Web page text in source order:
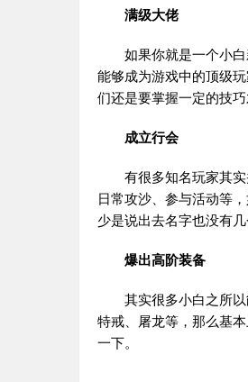
满级大佬
如果你就是一个小白
能够成为游戏中的顶级
们还是要掌握一定的技
成立行会
有很多知名玩家其实
日常攻沙、参与活动等
少是说出去名字也没有
爆出高阶装备
其实很多小白之所以
特戒、屠龙等，那么基
一下。